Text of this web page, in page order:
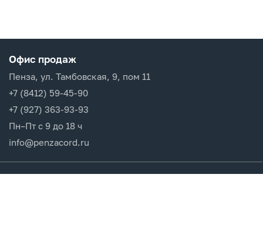
Офис продаж
Пенза, ул. Тамбовская, 9, пом 11
+7 (8412) 59-45-90
+7 (927) 363-93-93
Пн–Пт с 9 до 18 ч
info@penzacord.ru
Производители